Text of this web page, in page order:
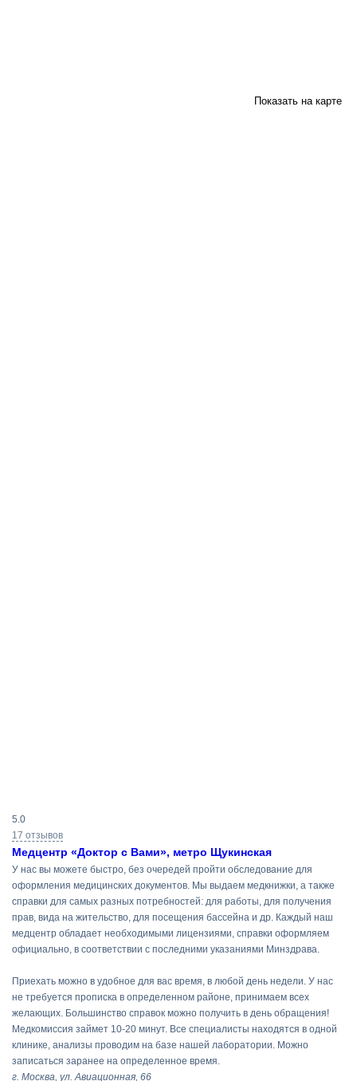
Показать на карте
поиска
5.0
17 отзывов
Медцентр «Доктор с Вами», метро Щукинская
У нас вы можете быстро, без очередей пройти обследование для
оформления медицинских документов. Мы выдаем медкнижки, а также
справки для самых разных потребностей: для работы, для получения
прав, вида на жительство, для посещения бассейна и др. Каждый наш
медцентр обладает необходимыми лицензиями, справки оформляем
официально, в соответствии с последними указаниями Минздрава.
Приехать можно в удобное для вас время, в любой день недели. У нас
не требуется прописка в определенном районе, принимаем всех
желающих. Большинство справок можно получить в день обращения!
Медкомиссия займет 10-20 минут. Все специалисты находятся в одной
клинике, анализы проводим на базе нашей лаборатории. Можно
записаться заранее на определенное время.
г. Москва, ул. Авиационная, 66